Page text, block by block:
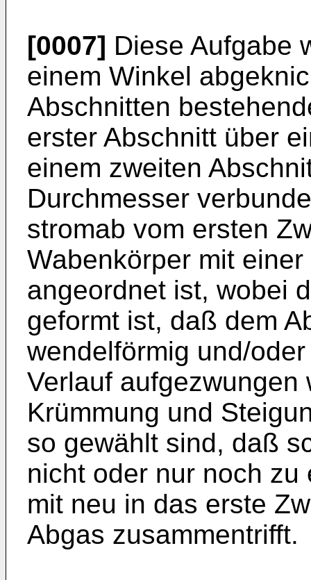
[0007] Diese Aufgabe
einem Winkel
Abschnitten
erster Abschnitt über
einem zweiten
Durchmesser
stromab vom ersten
Wabenkörper mit
angeordnet ist, wobei
geformt ist, daß dem
wendelförmig und/
Verlauf aufgezwungen
Krümmung und
so gewählt sind, daß
nicht oder nur noch
mit neu in das erste
Abgas zusammentrifft.